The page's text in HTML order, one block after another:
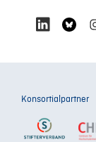
Konsortialpartner